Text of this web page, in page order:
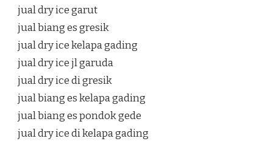
jual dry ice garut
jual biang es gresik
jual dry ice kelapa gading
jual dry ice jl garuda
jual dry ice di gresik
jual biang es kelapa gading
jual biang es pondok gede
jual dry ice di kelapa gading